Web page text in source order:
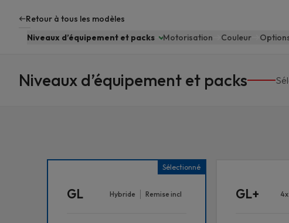
Retour à tous les modèles
Niveaux d’équipement et packs
Motorisation Couleur
Niveaux d’équipement et packs
Sélectionné
GL Hybride Remise incl GL+